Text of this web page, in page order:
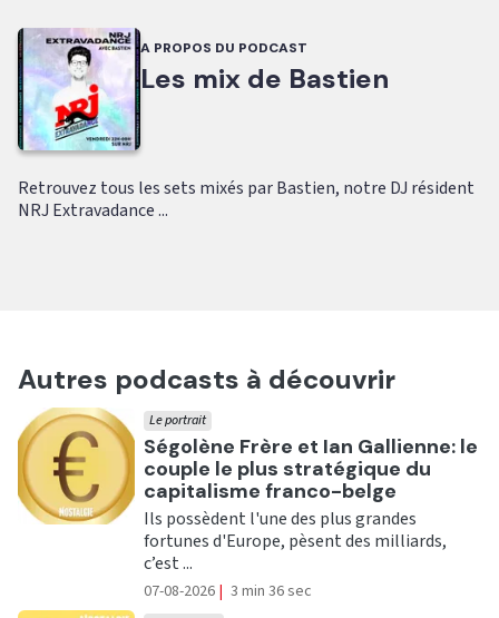
A PROPOS DU PODCAST
Les mix de Bastien
Retrouvez tous les sets mixés par Bastien, notre DJ résident
NRJ Extravadance ...
Autres podcasts à découvrir
Ecouter
Ségolène Frère et Ian Gallienne: le
couple le plus stratégique du
capitalisme franco-belge
Le portrait
Ils possèdent l'une des plus grandes
fortunes d'Europe, pèsent des milliards,
c’est ...
07-08-2026 | 3 min 36 sec